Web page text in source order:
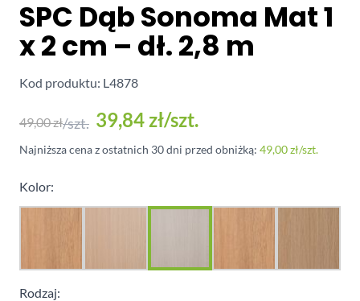
SPC Dąb Sonoma Mat 1
x 2 cm – dł. 2,8 m
Kod produktu: L4878
49,00 zł/szt. 39,84 zł/szt.
Najniższa cena z ostatnich 30 dni przed obniżką: 49,00 zł/szt.
Kolor:
Rodzaj: